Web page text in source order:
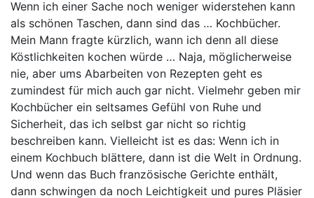
Wenn ich einer Sache noch weniger widerstehen kann
als schönen Taschen, dann sind das … Kochbücher.
Mein Mann fragte kürzlich, wann ich denn all diese
Köstlichkeiten kochen würde … Naja, möglicherweise
nie, aber ums Abarbeiten von Rezepten geht es
zumindest für mich auch gar nicht. Vielmehr geben mir
Kochbücher ein seltsames Gefühl von Ruhe und
Sicherheit, das ich selbst gar nicht so richtig
beschreiben kann. Vielleicht ist es das: Wenn ich in
einem Kochbuch blättere, dann ist die Welt in Ordnung.
Und wenn das Buch französische Gerichte enthält,
dann schwingen da noch Leichtigkeit und pures Pläsier